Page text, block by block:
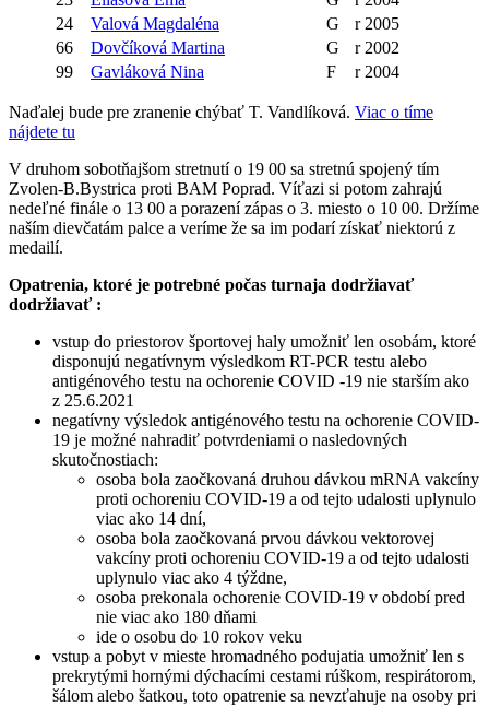
24
Valová Magdaléna G
r 2005
66
Dovčíková Martina G
r 2002
99
Gavláková Nina F r 2004
Naďalej bude pre zranenie chýbať T. Vandlíková. Viac o tíme
nájdete tu
V druhom sobotňajšom stretnutí o 19 00 sa stretnú spojený tím
Zvolen-B.Bystrica proti BAM Poprad. Víťazi si potom zahrajú
nedeľné finále o 13 00 a porazení zápas o 3. miesto o 10 00. Držíme
naším dievčatám palce a veríme že sa im podarí získať niektorú z
medailí.
Opatrenia, ktoré je potrebné počas turnaja dodržiavať
dodržiavať :
vstup do priestorov športovej haly umožniť len osobám, ktoré
disponujú negatívnym výsledkom RT-PCR testu alebo
antigénového testu na ochorenie COVID -19 nie starším ako
z 25.6.2021
negatívny výsledok antigénového testu na ochorenie COVID-
19 je možné nahradiť potvrdeniami o nasledovných
skutočnostiach:
osoba bola zaočkovaná druhou dávkou mRNA vakcíny
proti ochoreniu COVID-19 a od tejto udalosti uplynulo
viac ako 14 dní,
osoba bola zaočkovaná prvou dávkou vektorovej
vakcíny proti ochoreniu COVID-19 a od tejto udalosti
uplynulo viac ako 4 týždne,
osoba prekonala ochorenie COVID-19 v období pred
nie viac ako 180 dňami
ide o osobu do 10 rokov veku
vstup a pobyt v mieste hromadného podujatia umožniť len s
prekrytými hornými dýchacími cestami rúškom, respirátorom,
šálom alebo šatkou, toto opatrenie sa nevzťahuje na osoby pri